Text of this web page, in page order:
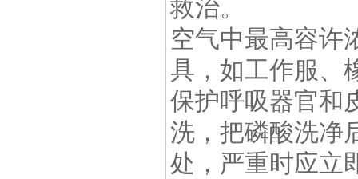
救治。
空气中最高容许
具，如工作服、
保护呼吸器官和
洗，把磷酸洗净
处，严重时应立